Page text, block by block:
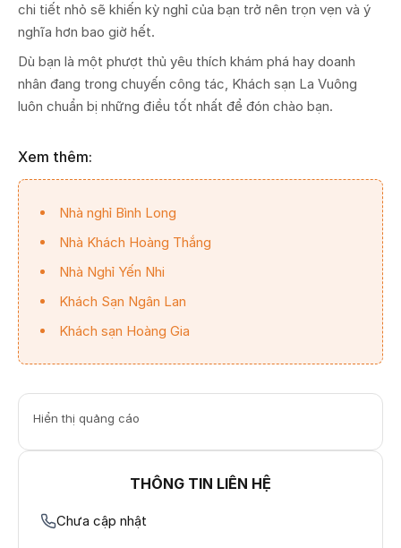
chi tiết nhỏ sẽ khiến kỳ nghỉ của bạn trở nên trọn vẹn và ý
nghĩa hơn bao giờ hết.
Dù bạn là một phượt thủ yêu thích khám phá hay doanh
nhân đang trong chuyến công tác, Khách sạn La Vuông
luôn chuẩn bị những điều tốt nhất để đón chào bạn.
Xem thêm:
Nhà nghỉ Bình Long
Nhà Khách Hoàng Thắng
Nhà Nghỉ Yến Nhi
Khách Sạn Ngân Lan
Khách sạn Hoàng Gia
Hiển thị quảng cáo
THÔNG TIN LIÊN HỆ
Chưa cập nhật